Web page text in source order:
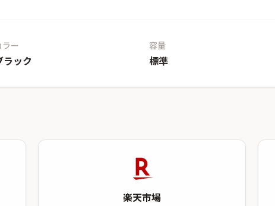
ラー
ラック
容量
標準
楽天市場